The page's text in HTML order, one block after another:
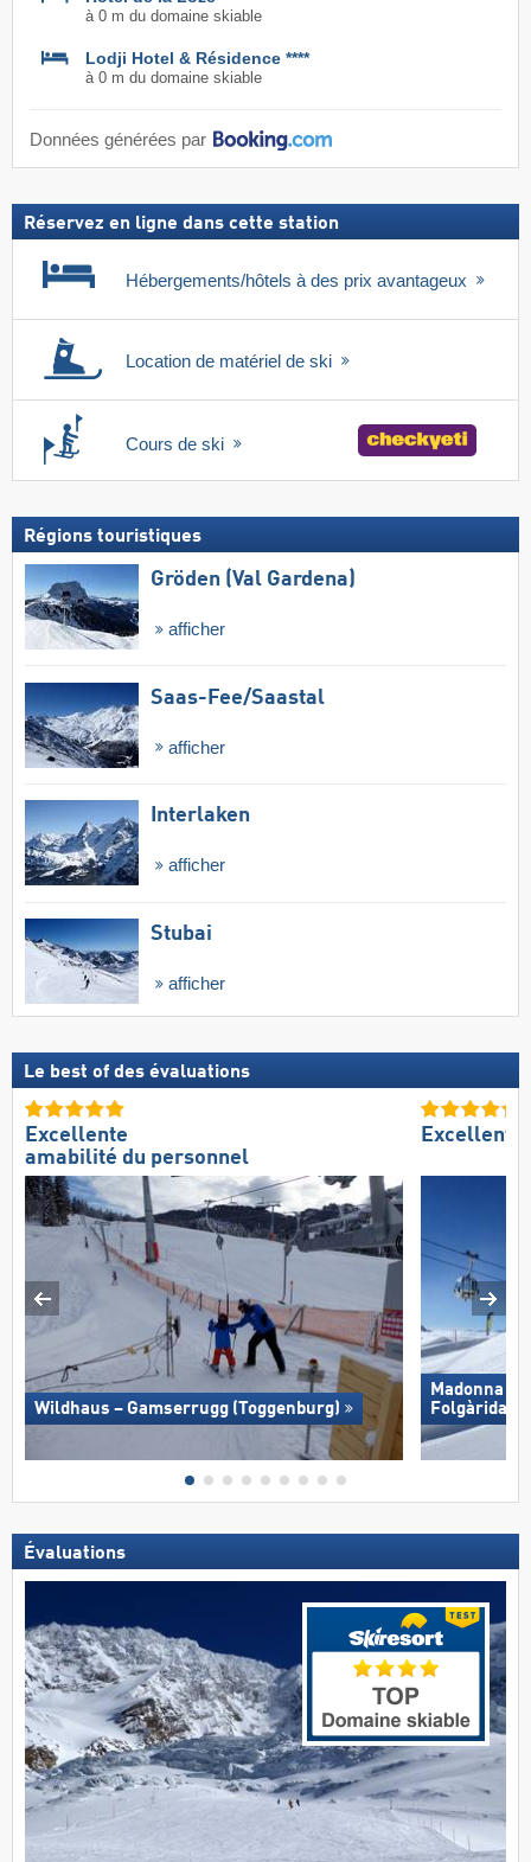
à 0 m du domaine skiable
Lodji Hotel & Résidence ****
à 0 m du domaine skiable
Données générées par
Réservez en ligne dans cette station
Hébergements/hôtels à des prix avantageux
Location de matériel de ski
Cours de ski
Régions touristiques
Gröden (Val Gardena)
afficher
Saas-Fee/​Saastal
afficher
Interlaken
afficher
Stubai
afficher
Le best of des évaluations
Excellente
amabilité du personnel
Wildhaus – Gamserrugg (Toggenburg)
Excellent
Madonna di
Folgàrida/​
Évaluations